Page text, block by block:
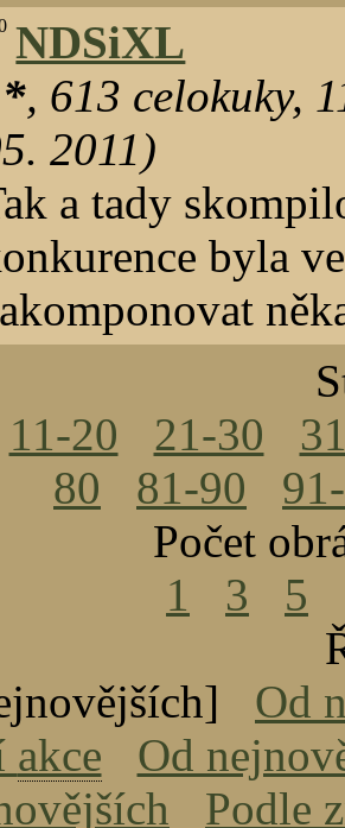
NDSiXL
, 613 celokuky,
2011)
a tady
byla
11-20 21-30
80
81-90
Počet
1
3 5
Od
akce
Od
Podle